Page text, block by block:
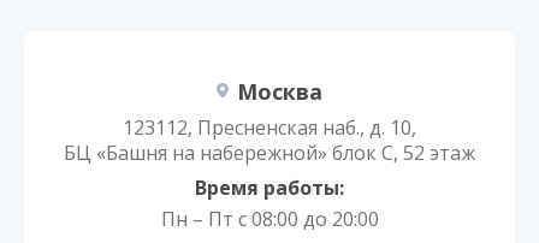
Москва
123112, Пресненская наб., д. 10,
БЦ «Башня на набережной» блок С, 52 этаж
Время работы:
Пн – Пт с 08:00 до 20:00